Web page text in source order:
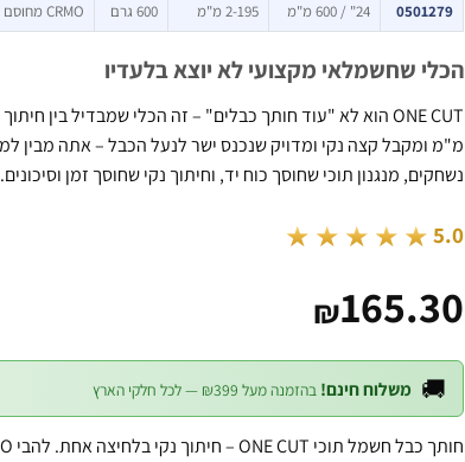
0501279
24" / 600 מ"מ 2-195 מ"מ 600 גרם CRMO מחוסם
הכלי שחשמלאי מקצועי לא יוצא בלעדיו
נשחקים, מנגנון תוכי שחוסך כוח יד, וחיתוך נקי שחוסך זמן וסיכונים.
★★★★★ 5.0
₪165.30
🚚 משלוח חינם! בהזמנה מעל ₪399 — לכל חלקי הארץ